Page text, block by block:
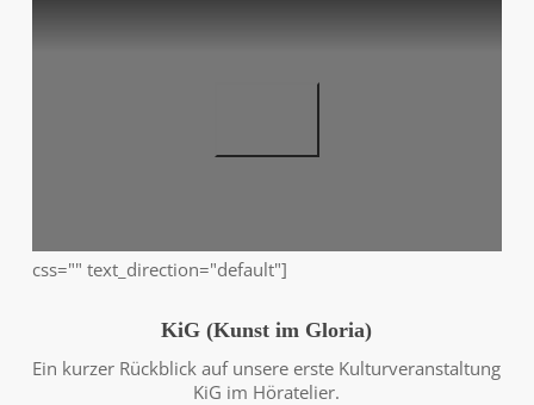
css="" text_direction="default"]
KiG (Kunst im Gloria)
Ein kurzer Rückblick auf unsere erste Kulturveranstaltung
KiG im Höratelier.